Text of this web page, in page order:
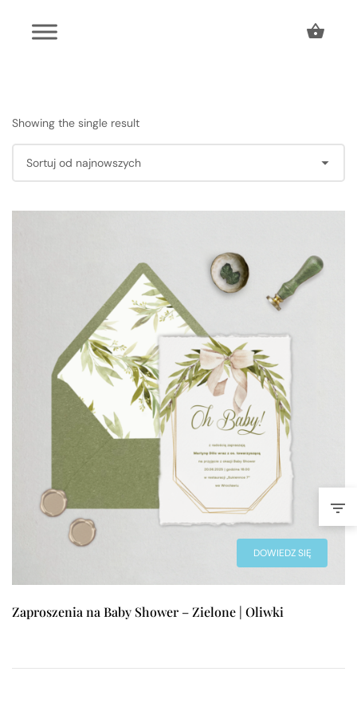
Showing the single result
DOWIEDZ SIĘ
Zaproszenia na Baby Shower – Zielone | Oliwki